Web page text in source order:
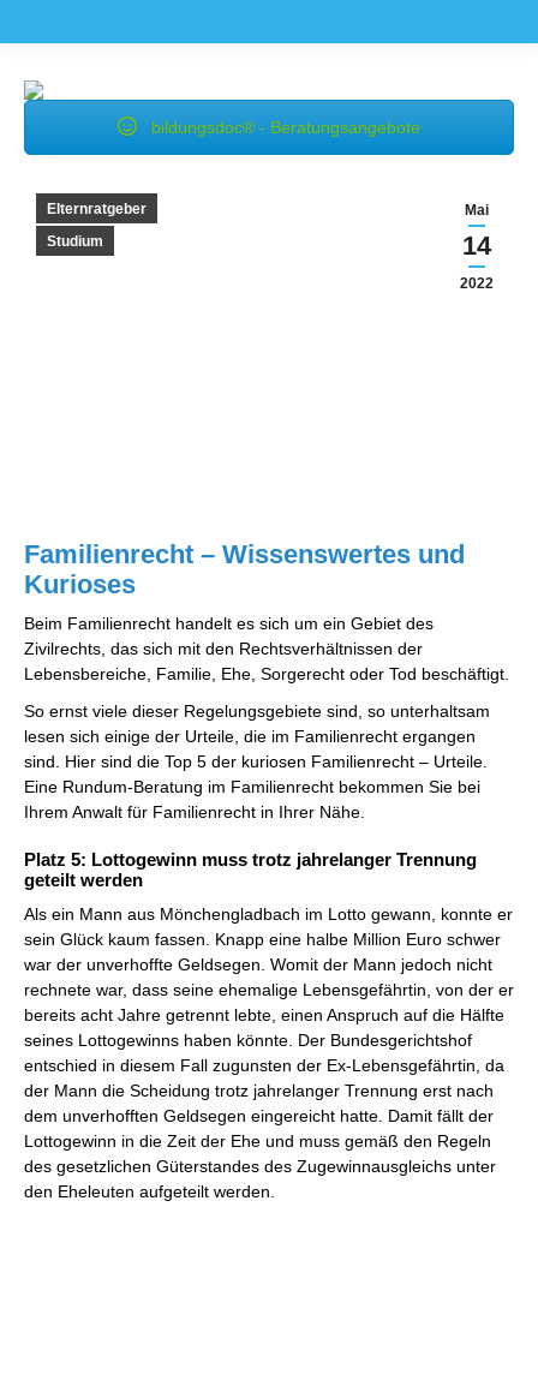
bildungsdoc® - Beratungsangebote
Mai
14
2022
Elternratgeber
Studium
Familienrecht – Wissenswertes und
Kurioses
Beim Familienrecht handelt es sich um ein Gebiet des
Zivilrechts, das sich mit den Rechtsverhältnissen der
Lebensbereiche, Familie, Ehe, Sorgerecht oder Tod beschäftigt.
So ernst viele dieser Regelungsgebiete sind, so unterhaltsam
lesen sich einige der Urteile, die im Familienrecht ergangen
sind. Hier sind die Top 5 der kuriosen Familienrecht – Urteile.
Eine Rundum-Beratung im Familienrecht bekommen Sie bei
Ihrem Anwalt für Familienrecht in Ihrer Nähe.
Platz 5: Lottogewinn muss trotz jahrelanger Trennung
geteilt werden
Als ein Mann aus Mönchengladbach im Lotto gewann, konnte er
sein Glück kaum fassen. Knapp eine halbe Million Euro schwer
war der unverhoffte Geldsegen. Womit der Mann jedoch nicht
rechnete war, dass seine ehemalige Lebensgefährtin, von der er
bereits acht Jahre getrennt lebte, einen Anspruch auf die Hälfte
seines Lottogewinns haben könnte. Der Bundesgerichtshof
entschied in diesem Fall zugunsten der Ex-Lebensgefährtin, da
der Mann die Scheidung trotz jahrelanger Trennung erst nach
dem unverhofften Geldsegen eingereicht hatte. Damit fällt der
Lottogewinn in die Zeit der Ehe und muss gemäß den Regeln
des gesetzlichen Güterstandes des Zugewinnausgleichs unter
den Eheleuten aufgeteilt werden.